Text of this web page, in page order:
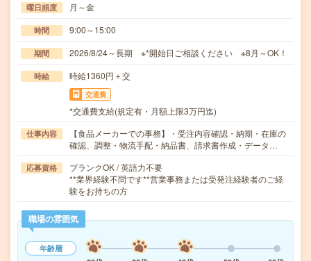
曜日頻度 月～金
時間 9:00～15:00
期間 2026/8/24～長期 ※*開始日ご相談ください ※8月～OK！
時給 時給1360円＋交
交通費
*交通費支給(規定有・月額上限3万円迄)
仕事内容
【食品メーカーでの事務】・受注内容確認・納期・在庫の
確認、調整・物流手配・納品書、請求書作成・データ…
応募資格
ブランクOK / 英語力不要
**業界経験不問です**営業事務または受発注経験者のご経
験をお持ちの方
職場の雰囲気
年齢層